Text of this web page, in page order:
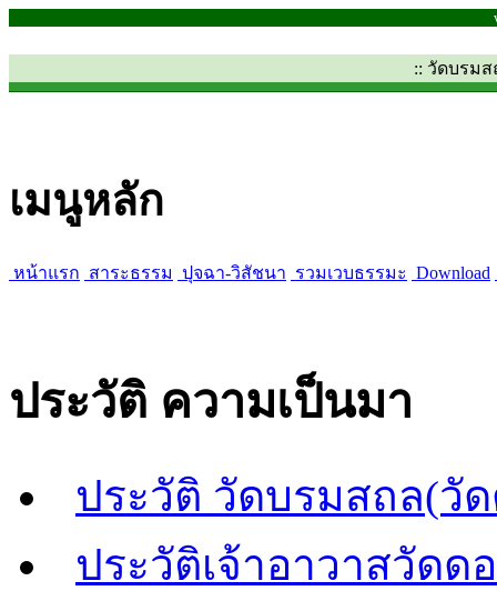
:: วัดบรม
เมนูหลัก
หน้าแรก สาระธรรม ปุจฉา-วิสัชนา รวมเวบธรรมะ Download
ประวัติ ความเป็นมา
ประวัติ วัดบรมสถล(วั
ประวัติเจ้าอาวาสวัดด